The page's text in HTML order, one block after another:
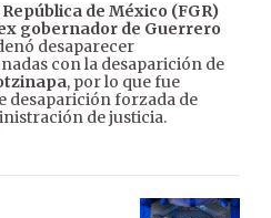
de México (FGR)
gobernador de Guerrero
desaparecer
con la desaparición de
, por lo que fue
desaparición forzada de
de justicia.